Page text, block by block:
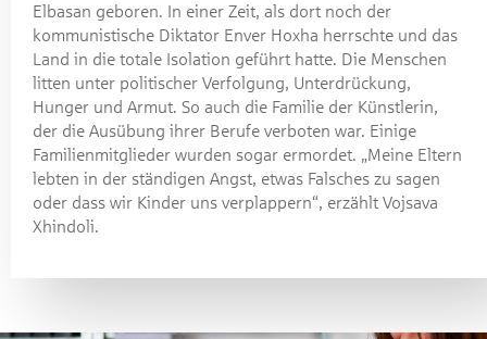
Elbasan geboren. In einer Zeit, als dort noch der
kommunistische Diktator Enver Hoxha herrschte und das
Land in die totale Isolation geführt hatte. Die Menschen
litten unter politischer Verfolgung, Unterdrückung,
Hunger und Armut. So auch die Familie der Künstlerin,
der die Ausübung ihrer Berufe verboten war. Einige
Familienmitglieder wurden sogar ermordet. „Meine Eltern
lebten in der ständigen Angst, etwas Falsches zu sagen
oder dass wir Kinder uns verplappern“, erzählt Vojsava
Xhindoli.